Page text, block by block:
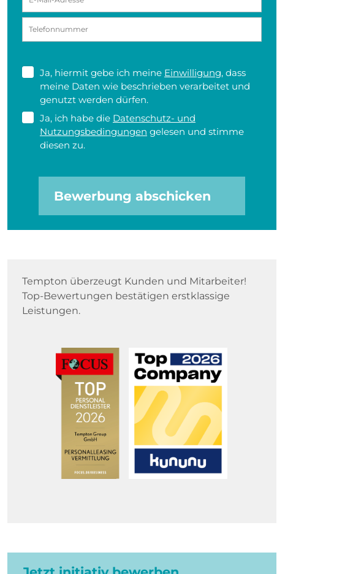
Ja, hiermit gebe ich meine Einwilligung, dass
meine Daten wie beschrieben verarbeitet und
genutzt werden dürfen.
Ja, ich habe die Datenschutz- und
Nutzungsbedingungen gelesen und stimme
diesen zu.
Bewerbung abschicken
Tempton überzeugt Kunden und Mitarbeiter!
Top-Bewertungen bestätigen erstklassige
Leistungen.